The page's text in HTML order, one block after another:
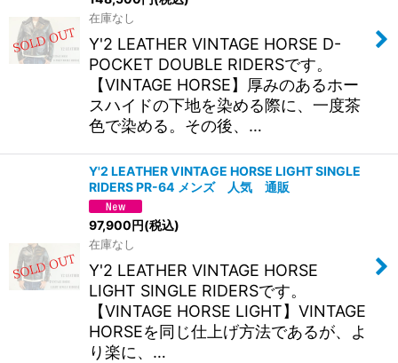
在庫なし
Y'2 LEATHER VINTAGE HORSE D-
POCKET DOUBLE RIDERSです。
【VINTAGE HORSE】厚みのあるホー
スハイドの下地を染める際に、一度茶
色で染める。その後、…
Y'2 LEATHER VINTAGE HORSE LIGHT SINGLE
RIDERS PR-64 メンズ 人気 通販
97,900円(税込)
在庫なし
Y'2 LEATHER VINTAGE HORSE
LIGHT SINGLE RIDERSです。
【VINTAGE HORSE LIGHT】VINTAGE
HORSEを同じ仕上げ方法であるが、よ
り楽に、…